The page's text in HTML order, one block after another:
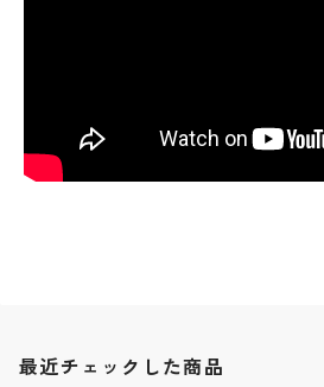
最近チェックした商品